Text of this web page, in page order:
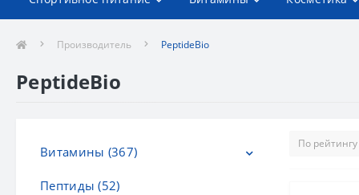
Производитель PeptideBio
PeptideBio
Витамины (367)
Витамины C (20)
Пептиды (52)